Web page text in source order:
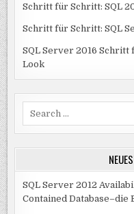
Schritt für Schritt: SQL
Schritt für Schritt: SQL
SQL Server 2016
Look
SQL Server 2012
Contained Database–die